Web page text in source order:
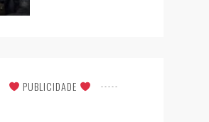
PUBLICIDADE